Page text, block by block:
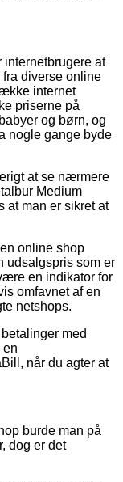
at
diverse online
internet
priserne på
og børn, og
nogle gange byde
at se nærmere
Medium
at man er sikret at
online shop
udsalgspris som er
en indikator for
omfavnet af en
netshops.
med
en
når du agter at
burde man på
dog er det